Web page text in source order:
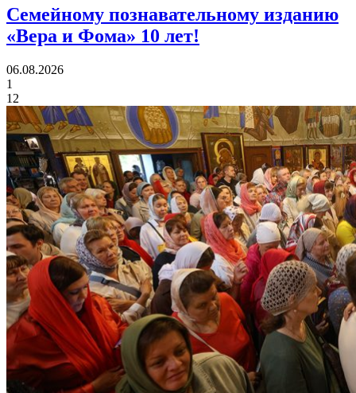
Семейному познавательному изданию
«Вера и Фома» 10 лет!
06.08.2026
1
12